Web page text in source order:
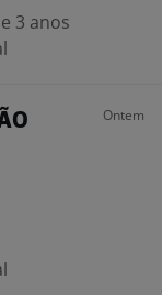
3 anos
Ontem